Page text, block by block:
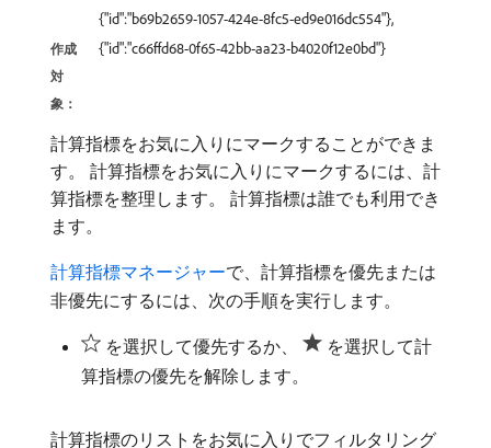
作成
対
象：
{"id":"b69b2659-1057-424e-8fc5-ed9e016dc554"},
{"id":"c66ffd68-0f65-42bb-aa23-b4020f12e0bd"}
計算指標をお気に入りにマークすることができま
す。 計算指標をお気に入りにマークするには、計
算指標を整理します。 計算指標は誰でも利用でき
ます。
計算指標マネージャーで、計算指標を優先または
非優先にするには、次の手順を実行します。
を選択して優先するか、
を選択して計
算指標の優先を解除します。
計算指標のリストをお気に入りでフィルタリング